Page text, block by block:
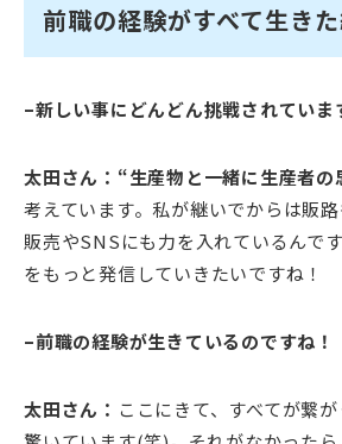
前職の経験がすべて生き
–新しい事にどんどん挑戦されていま
太田さん：“生産物と一緒に生産者の
考えています。私が継いでからは販
販売やSNSにも力を入れているんで
をもっと発信していきたいですね！
–前職の経験が生きているのですね！
太田さん： ここにきて、すべてが繋